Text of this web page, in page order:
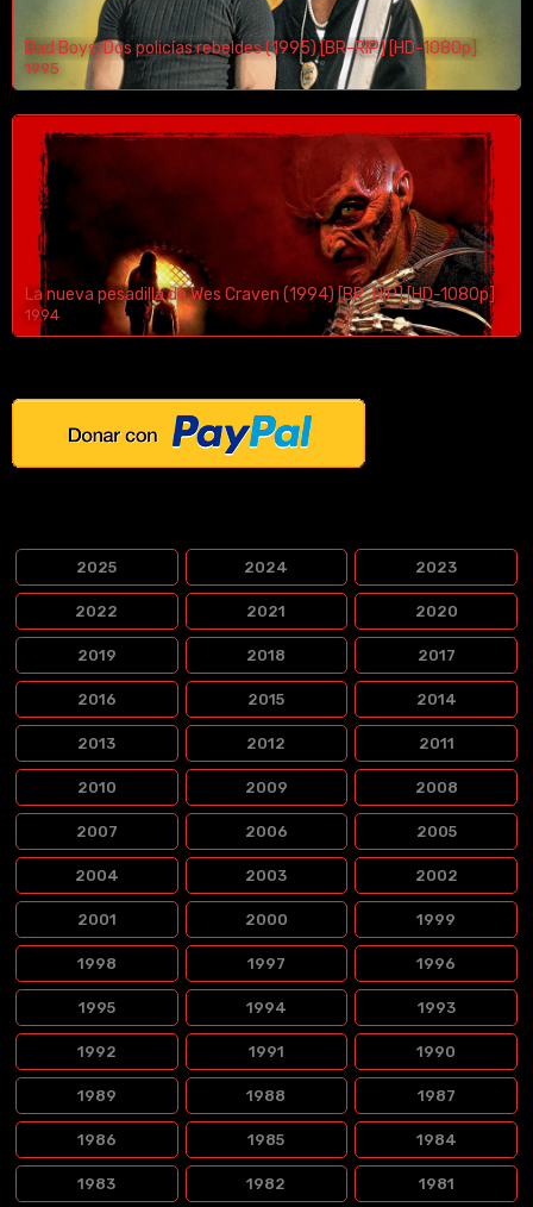
Bad Boys: Dos policías rebeldes (1995) [BR-RIP] [HD-1080p]
1995
1080p/720p
La nueva pesadilla de Wes Craven (1994) [BR-RIP] [HD-1080p]
1994
1080p/720p
2025 2024 2023
2022 2021 2020
2019 2018 2017
2016 2015 2014
2013 2012 2011
2010 2009 2008
2007 2006 2005
2004 2003 2002
2001 2000 1999
1998 1997 1996
1995 1994 1993
1992 1991 1990
1989 1988 1987
1986 1985 1984
1983 1982 1981